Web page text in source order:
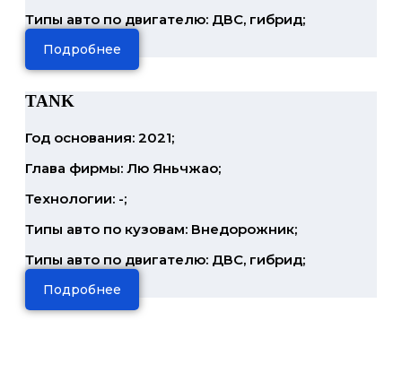
Типы авто по двигателю: ДВС, гибрид;
Подробнее
TANK
Год основания: 2021;
Глава фирмы: Лю Яньчжао;
Технологии: -;
Типы авто по кузовам: Внедорожник;
Типы авто по двигателю: ДВС, гибрид;
Подробнее